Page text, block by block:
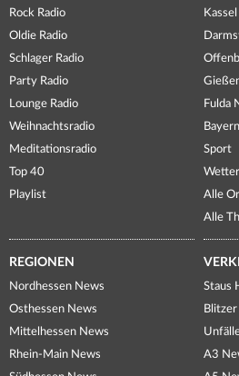
Rock Radio
Oldie Radio
Schlager Radio
Party Radio
Lounge Radio
Weihnachtsradio
Meditationsradio
Top 40
Playlist
Fulda
Sport
Wetter
Alle
Alle
REGIONEN
Nordhessen News
Osthessen News
Mittelhessen News
Rhein-Main News
Staus
A3